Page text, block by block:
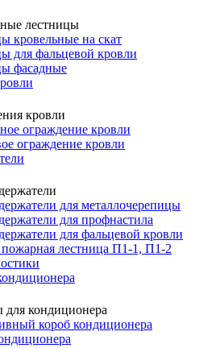
лестницы
кровельные на скат
для фальцевой кровли
фасадные
кровли
ограждение кровли
ограждение кровли
для металлочерепицы
для профнастила
для фальцевой кровли
пожарная лестница П1-1, П1-2
для кондиционера
короб кондиционера